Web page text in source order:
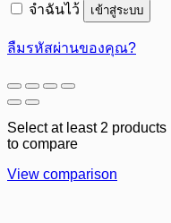
จำฉันไว้ เข้าสู่ระบบ
ลืมรหัสผ่านของคุณ?
Select at least 2 products
to compare
View comparison